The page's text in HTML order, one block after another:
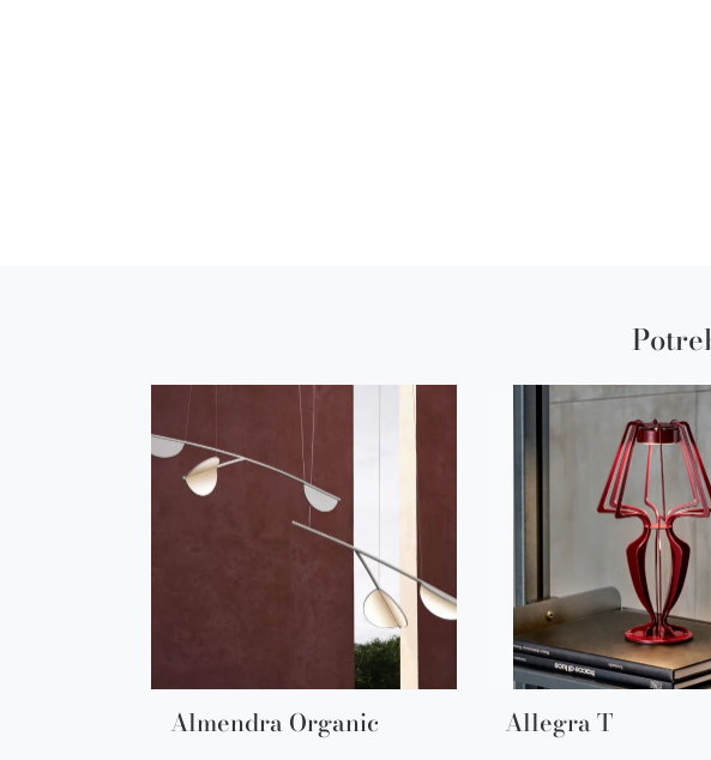
Almendra Organic Allegra T